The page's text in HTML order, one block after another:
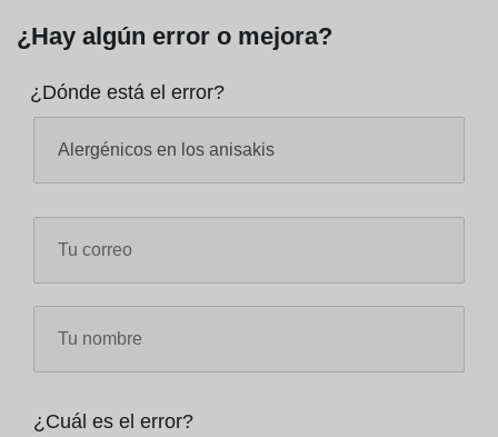
¿Hay algún error o mejora?
¿Dónde está el error?
¿Cuál es el error?